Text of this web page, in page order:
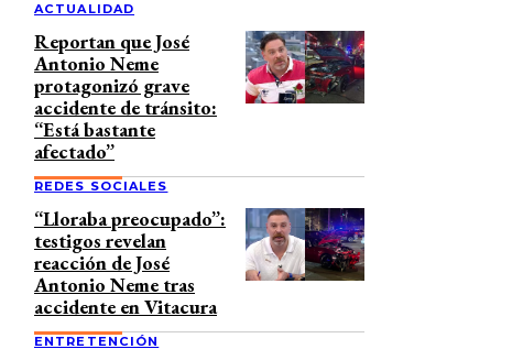
ACTUALIDAD
Reportan que José
Antonio Neme
protagonizó grave
accidente de tránsito:
“Está bastante
afectado”
REDES SOCIALES
“Lloraba preocupado”:
testigos revelan
reacción de José
Antonio Neme tras
accidente en Vitacura
ENTRETENCIÓN